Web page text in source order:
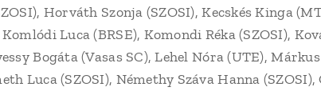
Horváth Szonja (SZOSI), Kecskés Kinga
Luca (BRSE), Komondi Réka (SZOSI),
Bogáta (Vasas SC), Lehel Nóra (UTE),
Luca (SZOSI), Némethy Száva Hanna